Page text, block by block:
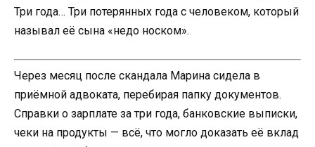
Три года… Три потерянных года с человеком, который
называл её сына «недо носком».
Через месяц после скандала Марина сидела в
приёмной адвоката, перебирая папку документов.
Справки о зарплате за три года, банковские выписки,
чеки на продукты — всё, что могло доказать её вклад